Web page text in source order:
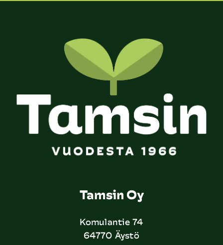
Tamsin Oy
Komulantie 74
64770 Äystö